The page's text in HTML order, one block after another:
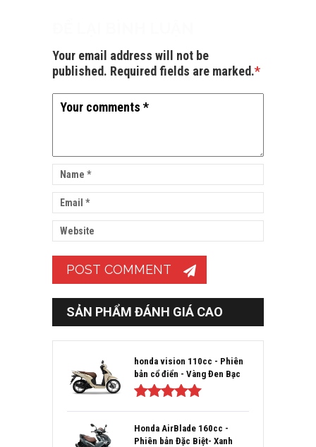
Your email address will not be
published. Required fields are marked.*
SẢN PHẨM ĐÁNH GIÁ CAO
honda vision 110cc - Phiên
bản cổ điển - Vàng Đen Bạc
Được xếp
hạng 5.005
sao
Honda AirBlade 160cc -
Phiên bản Đặc Biệt- Xanh